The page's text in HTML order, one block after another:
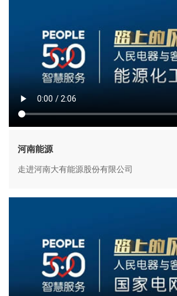
河南能源
走进河南大有能源股份有限公司